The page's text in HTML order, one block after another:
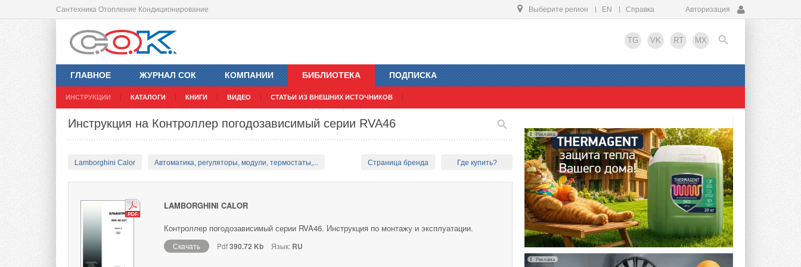
Сантехника Отопление Кондиционирование Выберите регион EN Справка Авторизация
TG VK RT MX
ГЛАВНОЕ ЖУРНАЛ СОК КОМПАНИИ БИБЛИОТЕКА
ИНСТРУКЦИИ КАТАЛОГИ КНИГИ ВИДЕО СТАТЬИ ИЗ ВНЕШНИХ ИСТОЧНИКОВ
ПОДПИСКА
EN
Инструкция на Контроллер погодозависимый серии RVA46
Lamborghini Calor Автоматика, регуляторы, модули, термостаты,... Страница бренда Где купить?
LAMBORGHINI CALOR
Контроллер погодозависимый серии RVA46. Инструкция по монтажу и эксплуатации.
Скачать Pdf390.72 Kb Язык: RU
Реклама
Реклама